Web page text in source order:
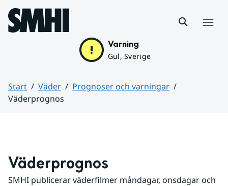
Hoppa till sidans innehåll
Varning
Gul, Sverige
Start Väder
Prognoser och varningar
Väderprognos
Väderprognos
SMHI publicerar väderfilmer måndagar, onsdagar och